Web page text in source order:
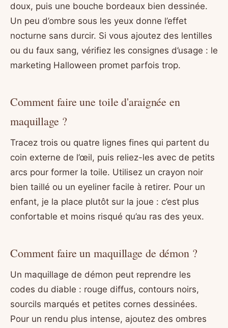
doux, puis une bouche bordeaux bien dessinée.
Un peu d’ombre sous les yeux donne l’effet
nocturne sans durcir. Si vous ajoutez des lentilles
ou du faux sang, vérifiez les consignes d’usage : le
marketing Halloween promet parfois trop.
Comment faire une toile d'araignée en
maquillage ?
Tracez trois ou quatre lignes fines qui partent du
coin externe de l’œil, puis reliez-les avec de petits
arcs pour former la toile. Utilisez un crayon noir
bien taillé ou un eyeliner facile à retirer. Pour un
enfant, je la place plutôt sur la joue : c’est plus
confortable et moins risqué qu’au ras des yeux.
Comment faire un maquillage de démon ?
Un maquillage de démon peut reprendre les
codes du diable : rouge diffus, contours noirs,
sourcils marqués et petites cornes dessinées.
Pour un rendu plus intense, ajoutez des ombres